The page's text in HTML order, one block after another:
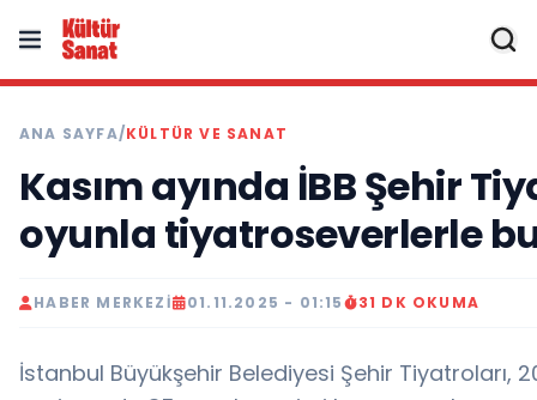
ANA SAYFA/KÜLTÜR VE SANAT
Kasım ayında İBB Şehir
oyunla tiyatroseverlerle
HABER MERKEZI 01.11.2025 - 01:15 31 DK OKUMA
İstanbul Büyükşehir Belediyesi Şehir